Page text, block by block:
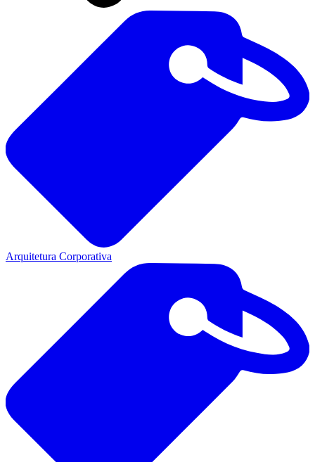
Arquitetura Corporativa